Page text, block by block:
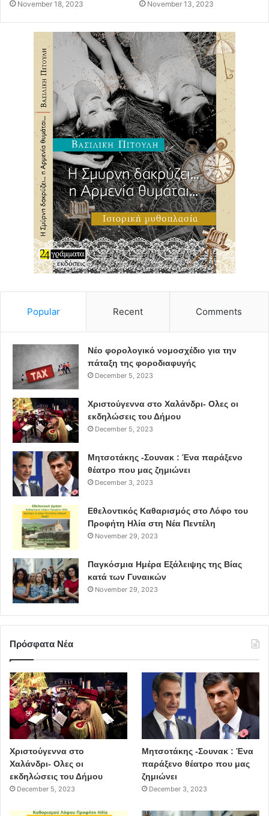
November 18, 2023 November 13, 2023
Popular Recent Comments
Νέο φορολογικό νομοσχέδιο για την
πάταξη της φοροδιαφυγής
December 5, 2023
Χριστούγεννα στο Χαλάνδρι- Ολες οι
εκδηλώσεις του Δήμου
December 5, 2023
Μητσοτάκης -Σουνακ : Ένα παράξενο
θέατρο που μας ζημιώνει
December 3, 2023
Εθελοντικός Καθαρισμός στο Λόφο του
Προφήτη Ηλία στη Νέα Πεντέλη
November 29, 2023
Παγκόσμια Ημέρα Εξάλειψης της Βίας
κατά των Γυναικών
November 29, 2023
Πρόσφατα Νέα
Χριστούγεννα στο
Χαλάνδρι- Ολες οι
εκδηλώσεις του Δήμου
December 5, 2023
Μητσοτάκης -Σουνακ : Ένα
παράξενο θέατρο που μας
ζημιώνει
December 3, 2023